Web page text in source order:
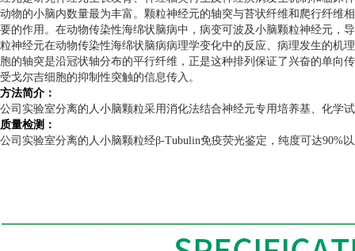
动物的小脑内数量最为丰富。颗粒神经元的轴突与苔状纤维和爬行纤维
要的作用。在动物传染性海绵状脑病中，病变可波及小脑颗粒神经元，
粒神经元在动物传染性海绵状脑病病理学变化中的反应、病理发生的机
胞的轴突是沿冠状轴分布的平行纤维，正是这种排列保证了兴奋的单向
受戈尔吉细胞的抑制性突触的信息传入。
方法简介：
公司实验室分离的人小脑颗粒采用消化法结合神经元专用培养基、化学
质量检测：
公司实验室分离的人小脑颗粒经β-Tubulin免疫荧光鉴定，纯度可达90%